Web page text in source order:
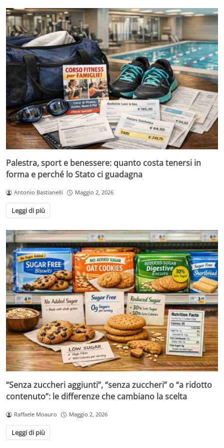
Palestra, sport e benessere: quanto costa tenersi in
forma e perché lo Stato ci guadagna
Antonio Bastianelli Maggio 2, 2026
Leggi di più
“Senza zuccheri aggiunti”, “senza zuccheri” o “a ridotto
contenuto”: le differenze che cambiano la scelta
Raffaele Moauro Maggio 2, 2026
Leggi di più